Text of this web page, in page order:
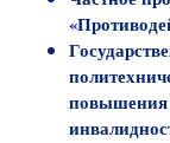
повышения